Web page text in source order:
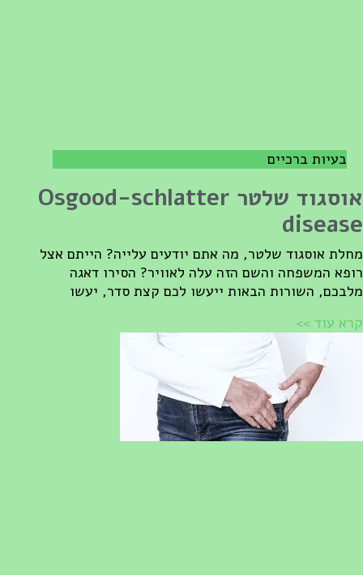
בעיות ברכיים
אוסגוד שלטר Osgood-schlatter
אוסגוד שלטר, מה אתם יודעים עלייה? הייתם אצל
המשפחה והשם הזה עלה לאוויר? הסירו דאגה
השורות הבאות ייעשו לכם קצת סדר, יעשו
עוד >>